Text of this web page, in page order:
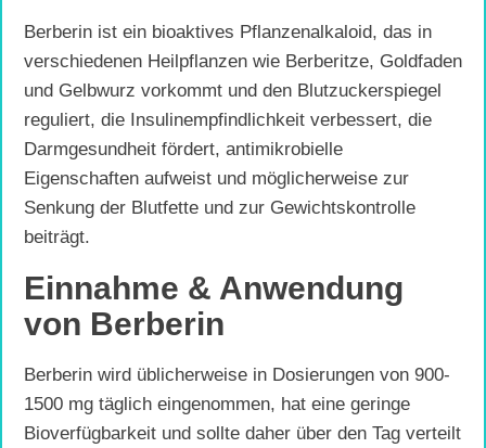
Berberin ist ein bioaktives Pflanzenalkaloid, das in
verschiedenen Heilpflanzen wie Berberitze, Goldfaden
und Gelbwurz vorkommt und den Blutzuckerspiegel
reguliert, die Insulinempfindlichkeit verbessert, die
Darmgesundheit fördert, antimikrobielle
Eigenschaften aufweist und möglicherweise zur
Senkung der Blutfette und zur Gewichtskontrolle
beiträgt.
Einnahme & Anwendung
von Berberin
Berberin wird üblicherweise in Dosierungen von 900-
1500 mg täglich eingenommen, hat eine geringe
Bioverfügbarkeit und sollte daher über den Tag verteilt